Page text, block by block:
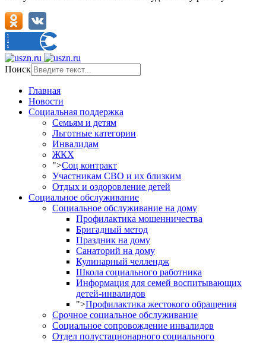
Поиск
Главная
Новости
Социальная поддержка
Семьям и детям
Льготные категории
Инвалидам
ЖКХ
">Соц контракт
Участникам СВО и их близким
Отдых и оздоровление детей
Социальное обслуживание
Социальное обслуживание на дому
Профилактика мошенничества
Бригадный метод
Праздник на дому
Санаторий на дому
Кулинарный челлендж
Школа социального работника
Информация для семей воспитывающих
детей-инвалидов
">Профилактика жестокого обращения
Срочное социальное обслуживание
Социальное сопровождение инвалидов
Отдел полустационарного социального